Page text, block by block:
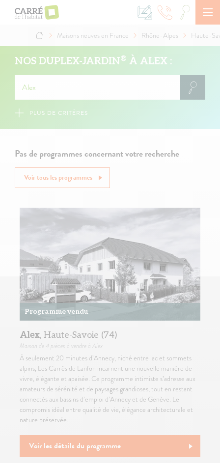
contenu
d'Ariane
Maisons neuves en France Rhône-Alpes Haute-
NOS DUPLEX-JARDIN® À ALEX :
PLUS DE CRITÈRES
Pas de programmes concernant votre recherche
Voir tous les programmes
Programme vendu
Alex, Haute-Savoie (74)
Maison de 4 pièces à vendre à Alex
À seulement 20 minutes d’Annecy, niché entre lac et sommets
alpins, Les Carrés de Lanfon incarnent une nouvelle manière de
vivre, élégante et apaisée. Ce programme intimiste s’adresse aux
amateurs de sérénité et de paysages grandioses, tout en restant
connectés aux bassins d’emploi d’Annecy et de Genève. Le
compromis idéal entre qualité de vie, élégance architecturale et
nature préservée.
Voir les détails du programme